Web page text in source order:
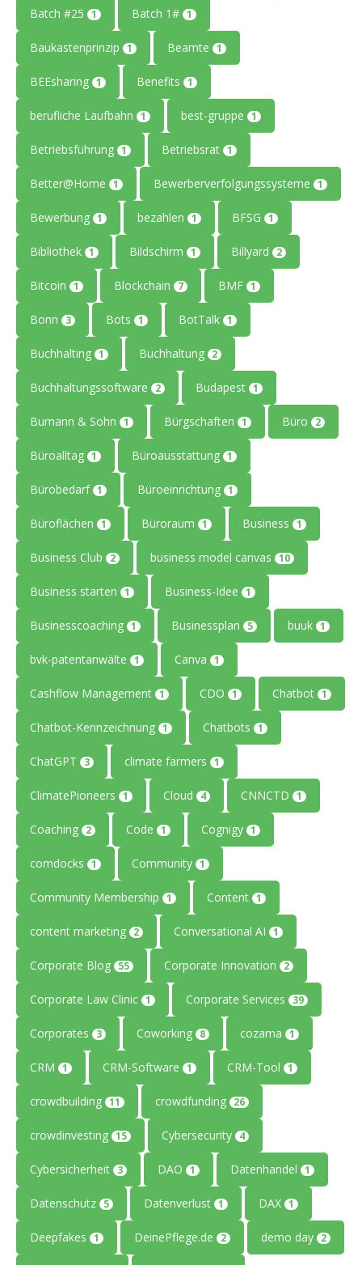
Batch #25 1 Batch 1# 1
Baukastenprinzip 1 Beamte 1
BEEsharing 1 Benefits 1
berufliche Laufbahn 1 best-gruppe 1
Betriebsführung 1 Betriebsrat 1
Better@Home 1 Bewerberverfolgungssysteme 1
Bewerbung 1 bezahlen 1 BFSG 1
Bibliothek 1 Bildschirm 1 Billyard 2
Bitcoin 1 Blockchain 7 BMF 1
Bonn 3 Bots 1 BotTalk 1
Buchhalting 1 Buchhaltung 2
Buchhaltungssoftware 2 Budapest 1
Bumann & Sohn 1 Bürgschaften 1 Büro 2
Büroalltag 1 Büroausstattung 1
Bürobedarf 1 Büroeinrichtung 1
Büroflächen 1 Büroraum 1 Business 1
Business Club 2 business model canvas 10
Business starten 1 Business-Idee 1
Businesscoaching 1 Businessplan 5 buuk 1
bvk-patentanwälte 1 Canva 1
Cashflow Management 1 CDO 1 Chatbot 1
Chatbot-Kennzeichnung 1 Chatbots 1
ChatGPT 3 climate farmers 1
ClimatePioneers 1 Cloud 4 CNNCTD 1
Coaching 2 Code 1 Cognigy 1
comdocks 1 Community 1
Community Membership 1 Content 1
content marketing 2 Conversational AI 1
Corporate Blog 55 Corporate Innovation 2
Corporate Law Clinic 1 Corporate Services 39
Corporates 3 Coworking 8 cozama 1
CRM 1 CRM-Software 1 CRM-Tool 1
crowdbuilding 11 crowdfunding 26
crowdinvesting 15 Cybersecurity 4
Cybersicherheit 3 DAO 1 Datenhandel 1
Datenschutz 5 Datenverlust 1 DAX 1
Deepfakes 1 DeinePflege.de 2 demo day 2